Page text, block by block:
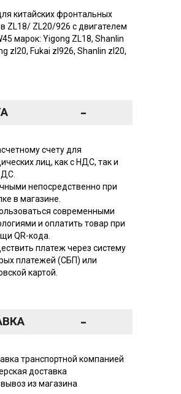
китайских фронтальных
ZL18/ ZL20/926 с двигателем
марок: Yigong ZL18, Shanlin
zl20, Fukai zl926, Shanlin zl20,
-
счету для
лиц, как с НДС, так и
непосредственно при
в магазине.
современными
и оплатить товар при
QR-кода.
платеж через систему
платежей (СБП) или
картой.
-
транспортной компанией
доставка
из магазина